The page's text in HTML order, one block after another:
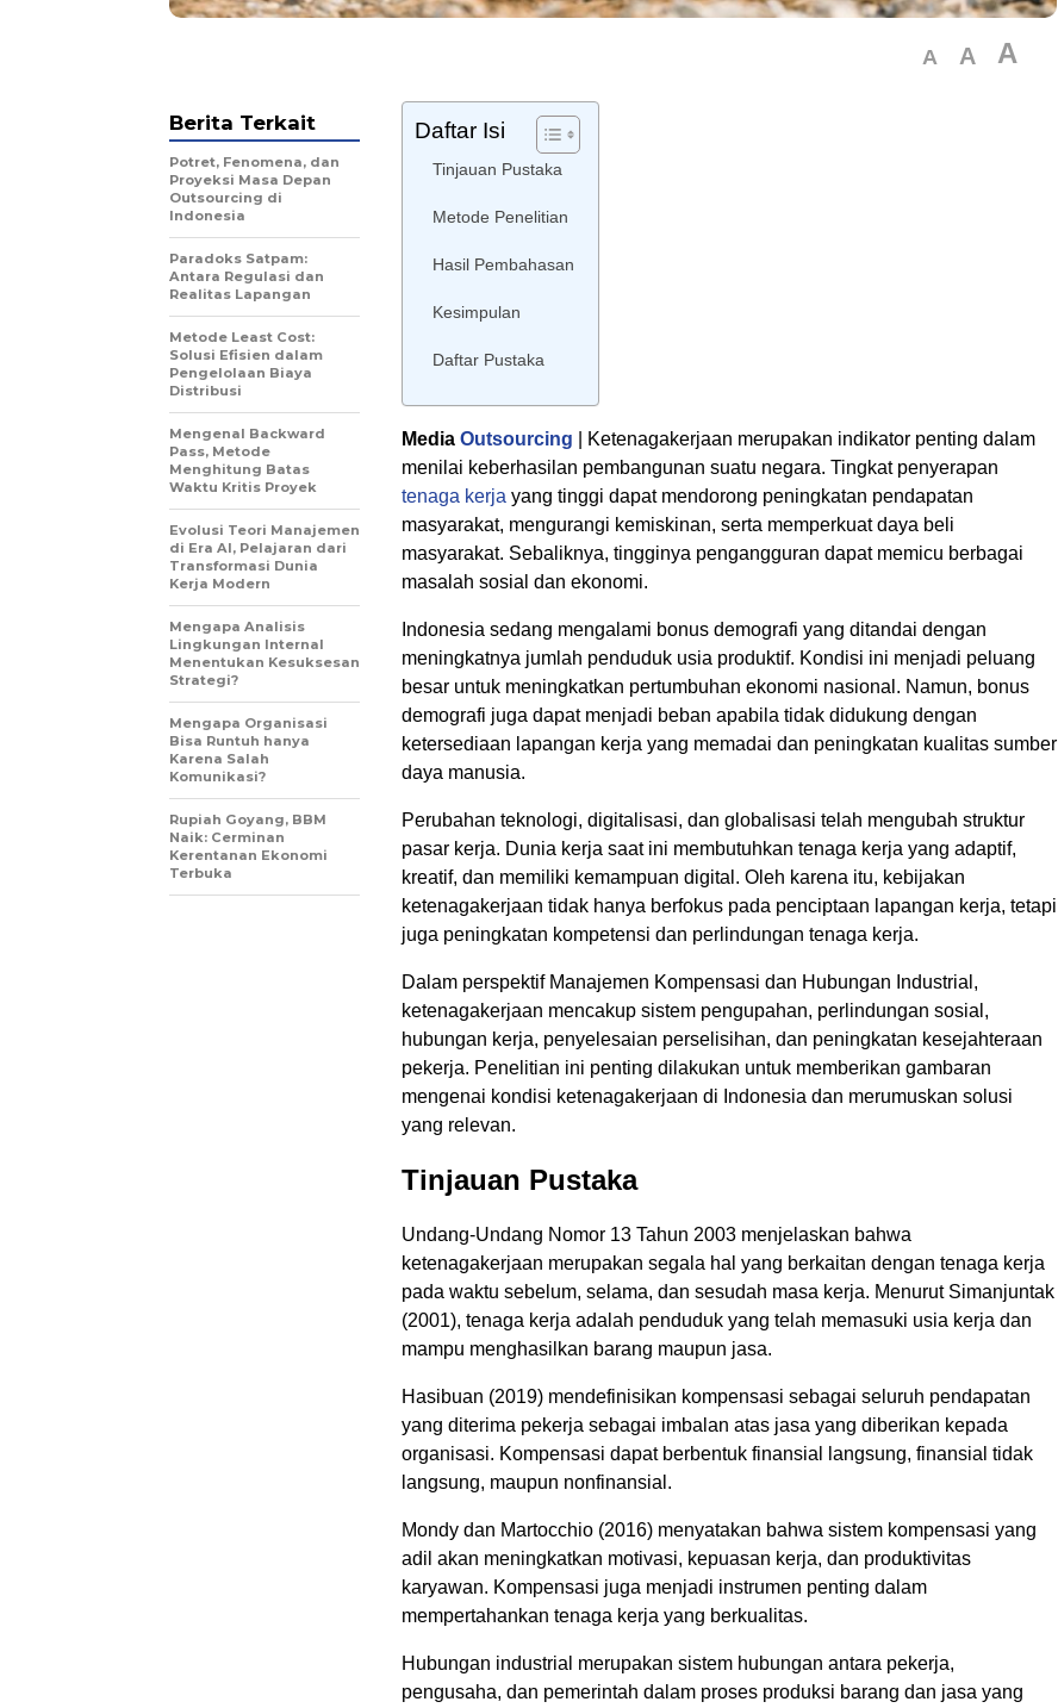
A A A
Daftar Isi
Tinjauan Pustaka
Metode Penelitian
Hasil Pembahasan
Kesimpulan
Daftar Pustaka
Media Outsourcing | Ketenagakerjaan merupakan indikator penting dalam
menilai keberhasilan pembangunan suatu negara. Tingkat penyerapan
tenaga kerja yang tinggi dapat mendorong peningkatan pendapatan
masyarakat, mengurangi kemiskinan, serta memperkuat daya beli
masyarakat. Sebaliknya, tingginya pengangguran dapat memicu berbagai
masalah sosial dan ekonomi.
Indonesia sedang mengalami bonus demografi yang ditandai dengan
meningkatnya jumlah penduduk usia produktif. Kondisi ini menjadi peluang
besar untuk meningkatkan pertumbuhan ekonomi nasional. Namun, bonus
demografi juga dapat menjadi beban apabila tidak didukung dengan
ketersediaan lapangan kerja yang memadai dan peningkatan kualitas sumber
daya manusia.
Perubahan teknologi, digitalisasi, dan globalisasi telah mengubah struktur
pasar kerja. Dunia kerja saat ini membutuhkan tenaga kerja yang adaptif,
kreatif, dan memiliki kemampuan digital. Oleh karena itu, kebijakan
ketenagakerjaan tidak hanya berfokus pada penciptaan lapangan kerja, tetapi
juga peningkatan kompetensi dan perlindungan tenaga kerja.
Dalam perspektif Manajemen Kompensasi dan Hubungan Industrial,
ketenagakerjaan mencakup sistem pengupahan, perlindungan sosial,
hubungan kerja, penyelesaian perselisihan, dan peningkatan kesejahteraan
pekerja. Penelitian ini penting dilakukan untuk memberikan gambaran
mengenai kondisi ketenagakerjaan di Indonesia dan merumuskan solusi
yang relevan.
Tinjauan Pustaka
Undang-Undang Nomor 13 Tahun 2003 menjelaskan bahwa
ketenagakerjaan merupakan segala hal yang berkaitan dengan tenaga kerja
pada waktu sebelum, selama, dan sesudah masa kerja. Menurut Simanjuntak
(2001), tenaga kerja adalah penduduk yang telah memasuki usia kerja dan
mampu menghasilkan barang maupun jasa.
Hasibuan (2019) mendefinisikan kompensasi sebagai seluruh pendapatan
yang diterima pekerja sebagai imbalan atas jasa yang diberikan kepada
organisasi. Kompensasi dapat berbentuk finansial langsung, finansial tidak
langsung, maupun nonfinansial.
Mondy dan Martocchio (2016) menyatakan bahwa sistem kompensasi yang
adil akan meningkatkan motivasi, kepuasan kerja, dan produktivitas
karyawan. Kompensasi juga menjadi instrumen penting dalam
mempertahankan tenaga kerja yang berkualitas.
Hubungan industrial merupakan sistem hubungan antara pekerja,
pengusaha, dan pemerintah dalam proses produksi barang dan jasa yang
Berita Terkait
Potret, Fenomena, dan
Proyeksi Masa Depan
Outsourcing di
Indonesia
Paradoks Satpam:
Antara Regulasi dan
Realitas Lapangan
Metode Least Cost:
Solusi Efisien dalam
Pengelolaan Biaya
Distribusi
Mengenal Backward
Pass, Metode
Menghitung Batas
Waktu Kritis Proyek
Evolusi Teori Manajemen
di Era AI, Pelajaran dari
Transformasi Dunia
Kerja Modern
Mengapa Analisis
Lingkungan Internal
Menentukan Kesuksesan
Strategi?
Mengapa Organisasi
Bisa Runtuh hanya
Karena Salah
Komunikasi?
Rupiah Goyang, BBM
Naik: Cerminan
Kerentanan Ekonomi
Terbuka